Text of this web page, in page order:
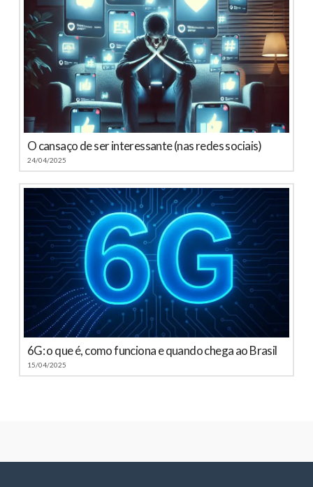
O cansaço de ser interessante (nas redes sociais)
24/04/2025
6G: o que é, como funciona e quando chega ao Brasil
15/04/2025